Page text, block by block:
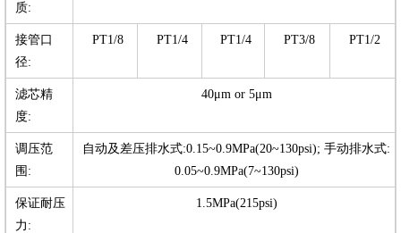
质:
接管口
径:
PT1/8 PT1/4 PT1/4 PT3/8 PT1/2
滤芯精
度:
40μm or 5μm
调压范
围:
自动及差压排水式:0.15~0.9MPa(20~130psi); 手动排水式:
0.05~0.9MPa(7~130psi)
保证耐压
力:
1.5MPa(215psi)